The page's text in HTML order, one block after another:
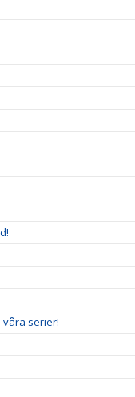
våra serier!